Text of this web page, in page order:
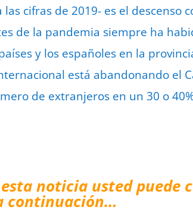
cifras de 2019- es el descenso
de la pandemia siempre ha
y los españoles en la
está abandonando el
de extranjeros en un 30 o
noticia usted puede
continuación…